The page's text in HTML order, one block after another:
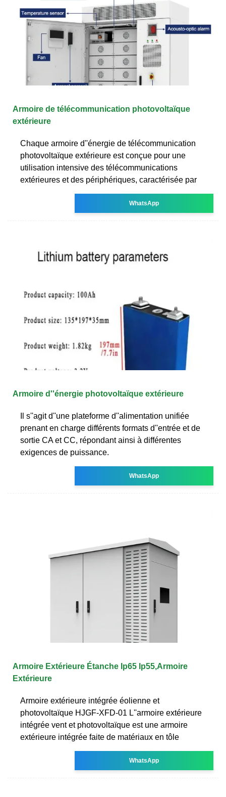
Armoire de télécommunication photovoltaïque
extérieure
Chaque armoire d''énergie de télécommunication
photovoltaïque extérieure est conçue pour une
utilisation intensive des télécommunications
extérieures et des périphériques, caractérisée par
WhatsApp
Armoire d''énergie photovoltaïque extérieure
Il s''agit d''une plateforme d''alimentation unifiée
prenant en charge différents formats d''entrée et de
sortie CA et CC, répondant ainsi à différentes
exigences de puissance.
WhatsApp
Armoire Extérieure Étanche Ip65 Ip55,Armoire
Extérieure
Armoire extérieure intégrée éolienne et
photovoltaïque HJGF-XFD-01 L''armoire extérieure
intégrée vent et photovoltaïque est une armoire
extérieure intégrée faite de matériaux en tôle
WhatsApp